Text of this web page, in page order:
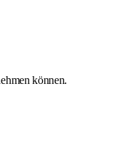
können.